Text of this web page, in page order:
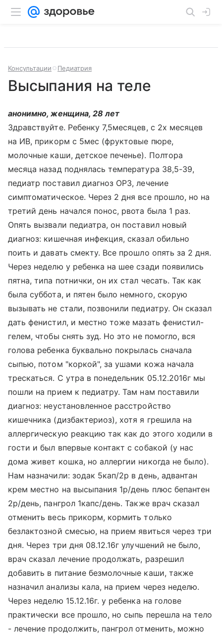
Консультации Педиатрия
Высыпания на теле
анонимно, женщина, 28 лет
Здравствуйте. Ребенку 7,5месяцев, с 2х месяцев
на ИВ, прикорм с 5мес (фруктовые пюре,
молочные каши, детское печенье). Полтора
месяца назад поднялась температура 38,5-39,
педиатр поставил диагноз ОРЗ, лечение
симптоматическое. Через 2 дня все прошло, но на
третий день начался понос, рвота была 1 раз.
Опять вызвали педиатра, он поставил новый
диагноз: кишечная инфекция, сказал обильно
поить и давать смекту. Все прошло опять за 2 дня.
Через неделю у ребенка на шее сзади появились
пятна, типа потнички, он их стал чесать. Так как
была суббота, и пятен было немного, скорую
вызывать не стали, позвонили педиатру. Он сказал
дать фенистил, и местно тоже мазать фенистил-
гелем, чтобы снять зуд. Но это не помогло, вся
голова ребенка буквально покрылась сначала
сыпью, потом "коркой", за ушами кожа начала
трескаться. С утра в понедельник 05.12.2016г мы
пошли на прием к педиатру. Там нам поставили
диагноз: неустановленное расстройство
кишечника (дизбактериоз), хотя я грешила на
аллергическую реакцию так как до этого ходили в
гости и был впервые контакт с собакой (у нас
дома живет кошка, но аллергии никогда не было).
Нам назначили: зодак 5кап/2р в день, адвантан
крем местно на высыпания 1р/день плюс бепантен
2р/день, пангрол 1капс/день. Также врач сказал
отменить весь прикорм, кормить только
безлактозной смесью, на прием явиться через три
дня. Через три дня 08.12.16г улучшений не было,
врач сказал лечение продолжать, разрешил
добавить в питание безмолочные каши, также
назначил анализы кала, на прием через неделю.
Через неделю 15.12.16г. у ребенка на голове
практически все прошло, но сыпь перешла на тело
- лечение продолжить, пангрол отменить, можно